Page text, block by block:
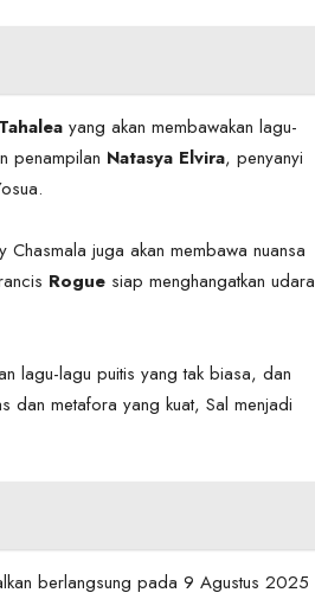
yang akan membawakan lagu-
penampilan Natasya Elvira, penyanyi
juga akan membawa nuansa
Rogue siap menghangatkan udara
lagu-lagu puitis yang tak biasa, dan
dan metafora yang kuat, Sal menjadi
berlangsung pada 9 Agustus 2025